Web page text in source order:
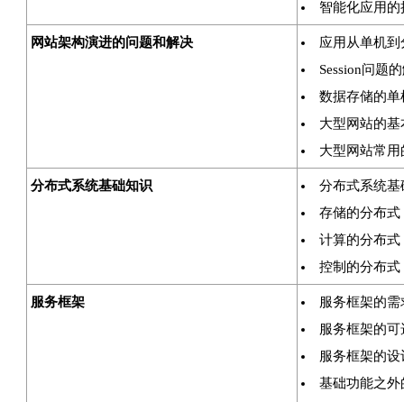
智能化应用的
网站架构演进的问题和解决
应用从单机到
Session问题
数据存储的
大型网站的基
大型网站常
分布式系统基础知识
分布式系统基
存储的分布式
计算的分布式
控制的分布式
服务框架
服务框架的需
服务框架的
服务框架的
基础功能之